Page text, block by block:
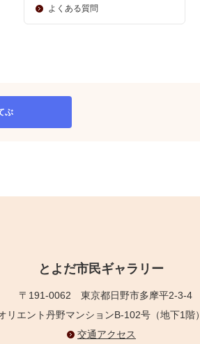
よくある質問
ぶ
とよだ市民ギャラリー
〒191-0062 東京都日野市多摩平2-3-4
リエント丹野マンションB-102号（地下1階）
交通アクセス